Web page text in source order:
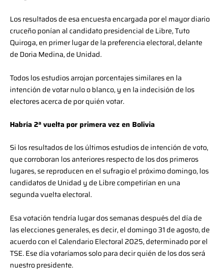
Los resultados de esa encuesta encargada por el mayor diario
cruceño ponían al candidato presidencial de Libre, Tuto
Quiroga, en primer lugar de la preferencia electoral, delante
de Doria Medina, de Unidad.
Todos los estudios arrojan porcentajes similares en la
intención de votar nulo o blanco, y en la indecisión de los
electores acerca de por quién votar.
Habría 2ª vuelta por primera vez en Bolivia
Si los resultados de los últimos estudios de intención de voto,
que corroboran los anteriores respecto de los dos primeros
lugares, se reproducen en el sufragio el próximo domingo, los
candidatos de Unidad y de Libre competirían en una
segunda vuelta electoral.
Esa votación tendría lugar dos semanas después del día de
las elecciones generales, es decir, el domingo 31 de agosto, de
acuerdo con el Calendario Electoral 2025, determinado por el
TSE. Ese día votaríamos solo para decir quién de los dos será
nuestro presidente.